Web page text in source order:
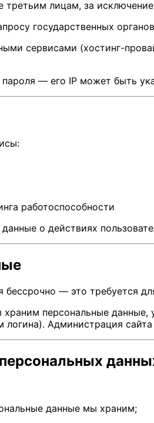
лицам, за
государственных
сервисами (хостинг-
пароля — его IP может быть
работоспособности
о действиях
— это требуется
персональные
Администрация
данные мы храним;